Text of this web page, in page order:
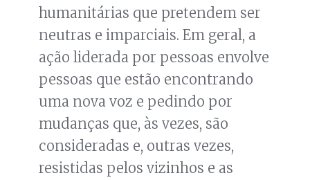
humanitárias que pretendem ser
neutras e imparciais. Em geral, a
ação liderada por pessoas envolve
pessoas que estão encontrando
uma nova voz e pedindo por
mudanças que, às vezes, são
consideradas e, outras vezes,
resistidas pelos vizinhos e as